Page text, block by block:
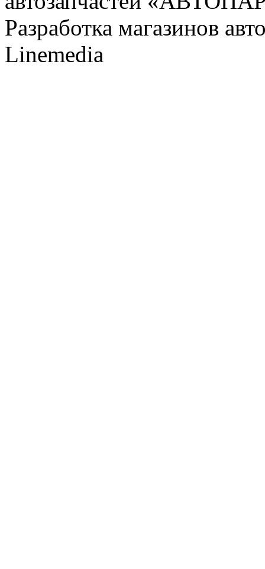
Разработка магазинов
Linemedia